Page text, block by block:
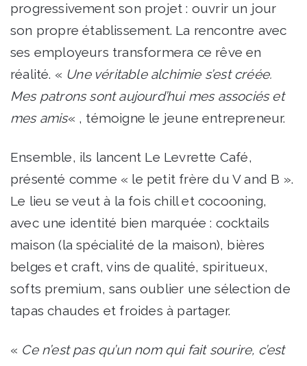
progressivement son projet : ouvrir un jour
son propre établissement. La rencontre avec
ses employeurs transformera ce rêve en
réalité. « Une véritable alchimie s’est créée.
Mes patrons sont aujourd’hui mes associés et
mes amis« , témoigne le jeune entrepreneur.
Ensemble, ils lancent Le Levrette Café,
présenté comme « le petit frère du V and B ».
Le lieu se veut à la fois chill et cocooning,
avec une identité bien marquée : cocktails
maison (la spécialité de la maison), bières
belges et craft, vins de qualité, spiritueux,
softs premium, sans oublier une sélection de
tapas chaudes et froides à partager.
« Ce n’est pas qu’un nom qui fait sourire, c’est